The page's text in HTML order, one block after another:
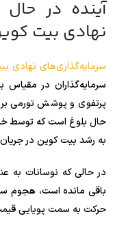
آینده در
نهادی بیت
سرمایه‌گذاری‌های نهادی
سرمایه‌گذاران در مقیاس
پرتفوی و پوشش تورمی
حال بلوغ است که توسط
به رشد بیت کوین در
در حالی که نوسانات به
باقی مانده است، هجوم
حرکت به سمت پویایی